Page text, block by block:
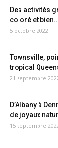
Des activités
coloré et
5 octobre 2022
Townsville,
tropical
21 septembre
D’Albany à
de joyaux
15 septembre